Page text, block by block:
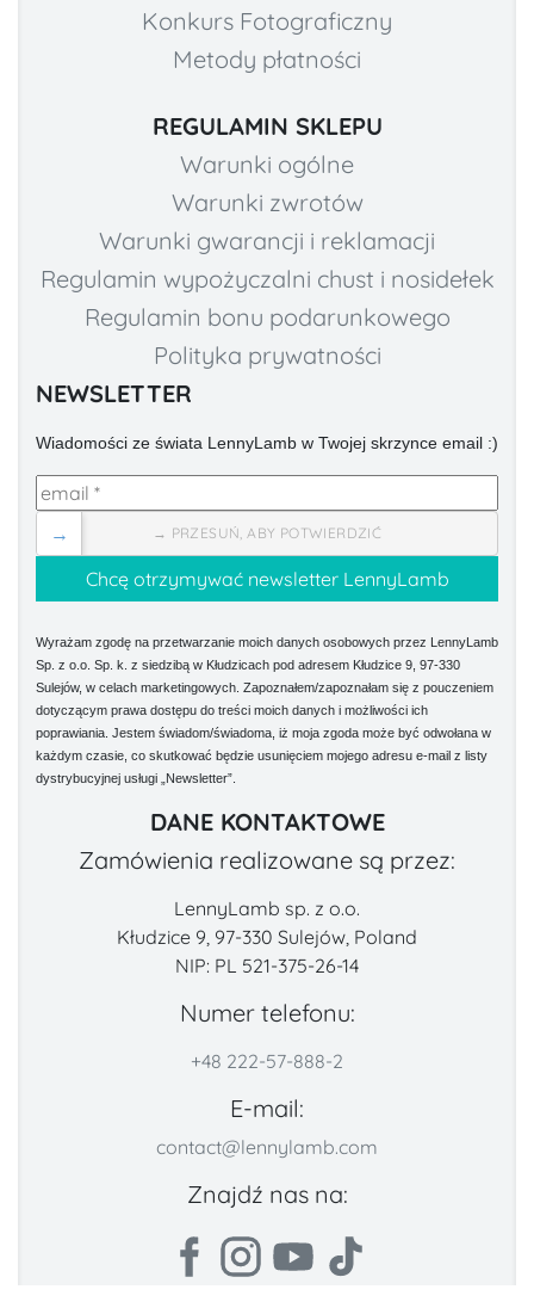
Konkurs Fotograficzny
Metody płatności
REGULAMIN SKLEPU
Warunki ogólne
Warunki zwrotów
Warunki gwarancji i reklamacji
Regulamin wypożyczalni chust i nosidełek
Regulamin bonu podarunkowego
Polityka prywatności
NEWSLETTER
Wiadomości ze świata LennyLamb w Twojej skrzynce email :)
→ PRZESUŃ, ABY POTWIERDZIĆ
→
Wyrażam zgodę na przetwarzanie moich danych osobowych przez LennyLamb
Sp. z o.o. Sp. k. z siedzibą w Kłudzicach pod adresem Kłudzice 9, 97-330
Sulejów, w celach marketingowych. Zapoznałem/zapoznałam się z pouczeniem
dotyczącym prawa dostępu do treści moich danych i możliwości ich
poprawiania. Jestem świadom/świadoma, iż moja zgoda może być odwołana w
każdym czasie, co skutkować będzie usunięciem mojego adresu e-mail z listy
dystrybucyjnej usługi „Newsletter”.
DANE KONTAKTOWE
Zamówienia realizowane są przez:
LennyLamb sp. z o.o.
Kłudzice 9, 97-330 Sulejów, Poland
NIP: PL 521-375-26-14
Numer telefonu:
+48 222-57-888-2
E-mail:
contact@lennylamb.com
Znajdź nas na: